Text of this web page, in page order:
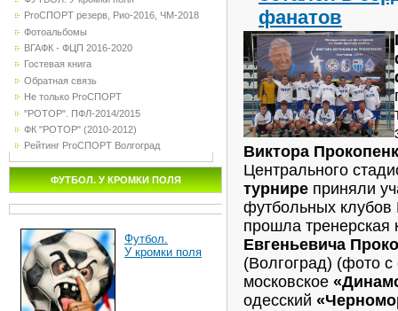
ProСПОРТ резерв, Рио-2016, ЧМ-2018
Фотоальбомы
ВГАФК - ФЦП 2016-2020
Гостевая книга
Обратная связь
Не только ProСПОРТ
"РОТОР". ПФЛ-2014/2015
ФК "РОТОР" (2010-2012)
Рейтинг ProСПОРТ Волгоград
ФУТБОЛ. У КРОМКИ ПОЛЯ
Футбол.
У кромки поля
фанатов
Виктора
Центрального
турнире приняли
футбольных клубов
прошла тренерская
Евгеньевича
(Волгоград) (фото
московское
одесский